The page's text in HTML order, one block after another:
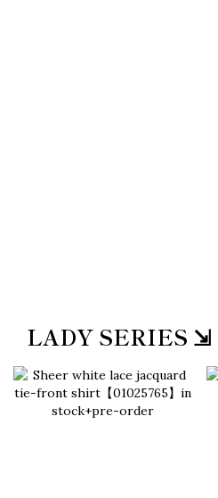
LADY SERIES ⇲